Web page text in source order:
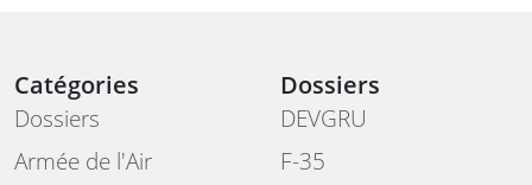
Catégories
Dossiers
Armée de l'Air
Dossiers
DEVGRU
F-35